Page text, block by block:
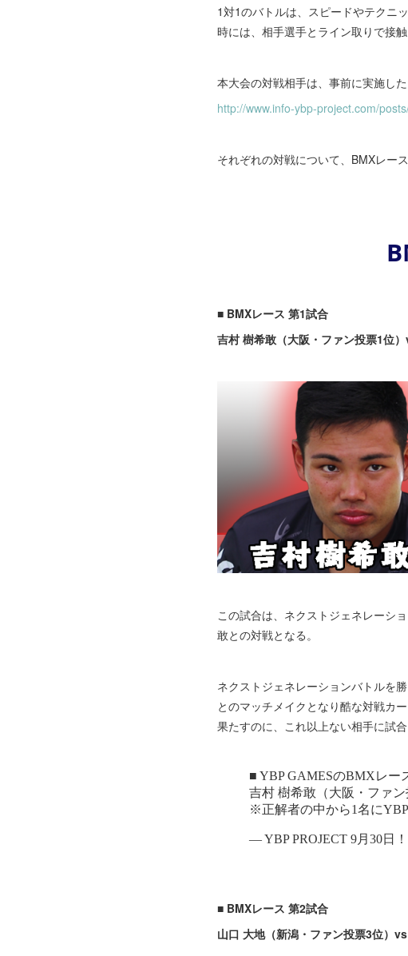
1対1のバトルは、スピードやテクニ
時には、相手選手とライン取りで接
本大会の対戦相手は、事前に実施し
http://www.info-ybp-project.com/
それぞれの対戦について、BMXレー
■ BMXレース 第1試合
吉村 樹希敢（大阪・ファン投票1位
この試合は、ネクストジェネレーシ
敢との対戦となる。
ネクストジェネレーションバトルを
とのマッチメイクとなり酷な対戦カ
果たすのに、これ以上ない相手に試合
■ BMXレース 第2試合
山口 大地（新潟・ファン投票3位）